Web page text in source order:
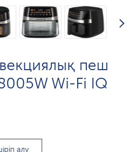
пеш
Wi-Fi IQ
алу